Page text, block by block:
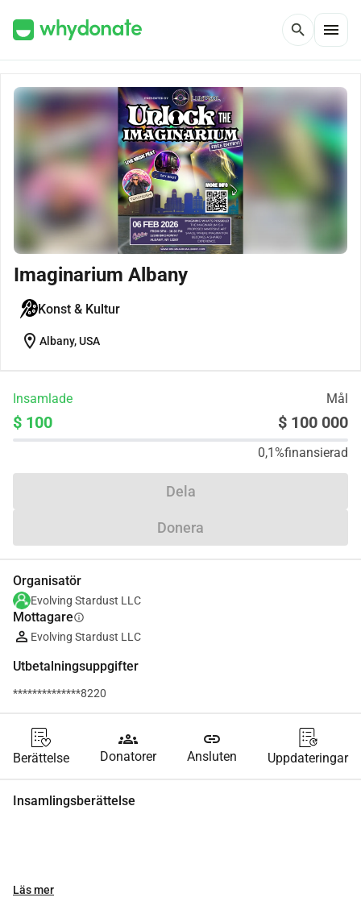
search menu
Imaginarium Albany
Konst & Kultur
location_on Albany, USA
Insamlade Mål
$ 100 $ 100 000
0,1%finansierad
Dela
Donera
Organisatör
Evolving Stardust LLC
Mottagareinfo
Evolving Stardust LLC
Utbetalningsuppgifter
**************8220
Berättelse
groups
Donatorer
link
Ansluten Uppdateringar
Insamlingsberättelse
Läs mer